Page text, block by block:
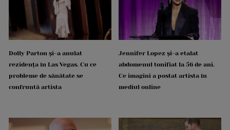
Dolly Parton și-a anulat
rezidența în Las Vegas. Cu ce
probleme de sănătate se
confruntă artista
Jennifer Lopez și-a etalat
abdomenul tonifiat la 56 de ani.
Ce imagini a postat artista în
mediul online